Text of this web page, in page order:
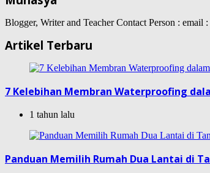
Blogger, Writer and Teacher Contact Person :
Artikel Terbaru
7 Kelebihan Membran Waterproofing
1 tahun lalu
Panduan Memilih Rumah Dua Lantai di